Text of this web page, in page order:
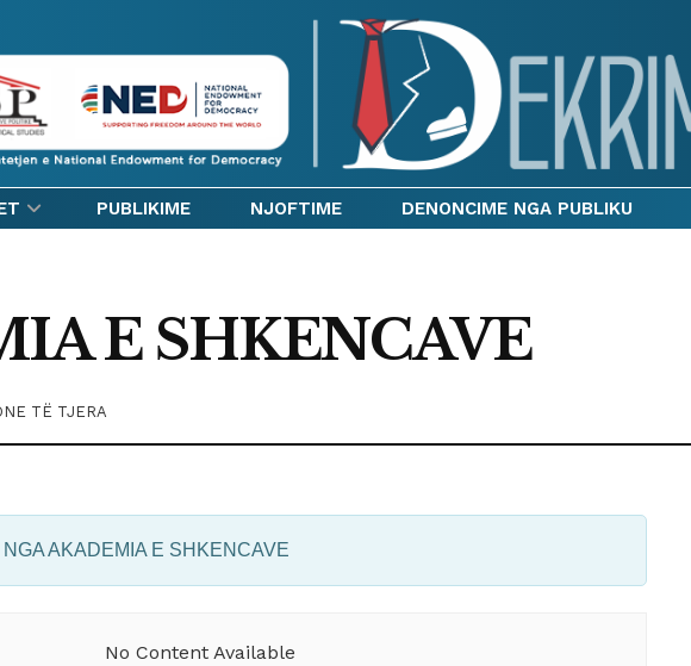
PUBLIKIME NJOFTIME DENONCIME NGA PUBLIKU
E SHKENCAVE
TË TJERA
AKADEMIA E SHKENCAVE
No Content Available